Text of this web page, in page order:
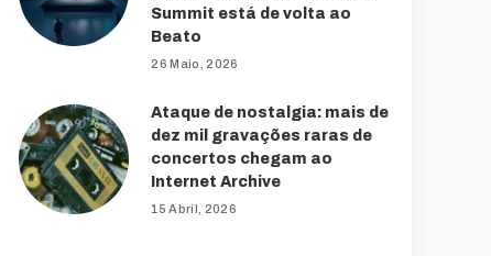
Summit está de volta ao
Beato
26 Maio, 2026
Ataque de nostalgia: mais de
dez mil gravações raras de
concertos chegam ao
Internet Archive
15 Abril, 2026